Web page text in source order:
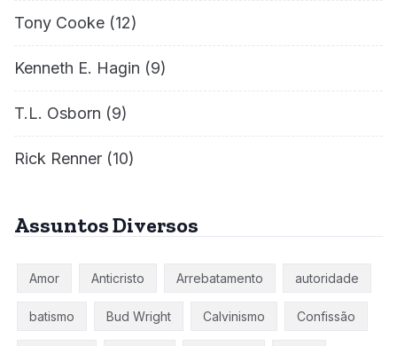
Tony Cooke (12)
Kenneth E. Hagin (9)
T.L. Osborn (9)
Rick Renner (10)
Assuntos Diversos
Amor Anticristo Arrebatamento autoridade
batismo Bud Wright Calvinismo Confissão